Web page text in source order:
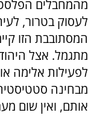
מהמחבלים
לעסוק בטרור,
המסתובבת הזו
מתגמל. אצל
לפעילות אלימה
מבחינה
אותם, ואין שום